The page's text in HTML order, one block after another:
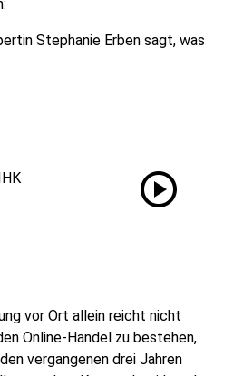
Stephanie Erben sagt, was
play_circle
vor Ort allein reicht nicht
Online-Handel zu bestehen,
vergangenen drei Jahren